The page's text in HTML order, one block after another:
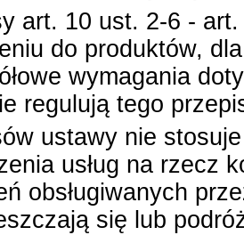
art. 10 ust. 2-6 -
do produktów,
wymagania
regulują tego
ustawy nie
usług na rzecz
obsługiwanych
się lub